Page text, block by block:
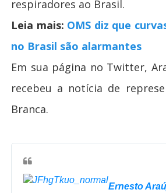
respiradores ao Brasil.
Leia mais: OMS diz que
no Brasil são alarmantes
Em sua página no Twitter,
recebeu a notícia de
Branca.
Ernesto